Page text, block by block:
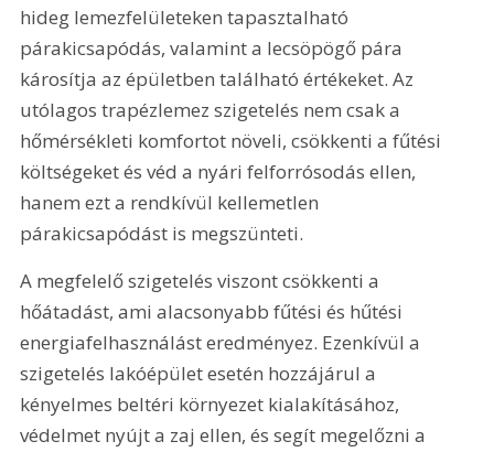
hideg lemezfelületeken tapasztalható
párakicsapódás, valamint a lecsöpögő pára
károsítja az épületben található értékeket. Az
utólagos trapézlemez szigetelés nem csak a
hőmérsékleti komfortot növeli, csökkenti a fűtési
költségeket és véd a nyári felforrósodás ellen,
hanem ezt a rendkívül kellemetlen
párakicsapódást is megszünteti.
A megfelelő szigetelés viszont csökkenti a
hőátadást, ami alacsonyabb fűtési és hűtési
energiafelhasználást eredményez. Ezenkívül a
szigetelés lakóépület esetén hozzájárul a
kényelmes beltéri környezet kialakításához,
védelmet nyújt a zaj ellen, és segít megelőzni a